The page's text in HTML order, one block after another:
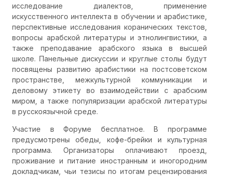
исследование диалектов, применение
искусственного интеллекта в обучении и арабистике,
перспективные исследования коранических текстов,
вопросы арабской литературы и этнолингвистики, а
также преподавание арабского языка в высшей
школе. Панельные дискуссии и круглые столы будут
посвящены развитию арабистики на постсоветском
пространстве, межкультурной коммуникации и
деловому этикету во взаимодействии с арабским
миром, а также популяризации арабской литературы
в русскоязычной среде.
Участие в Форуме бесплатное. В программе
предусмотрены обеды, кофе-брейки и культурная
программа. Организаторы оплачивают проезд,
проживание и питание иностранным и иногородним
докладчикам, чьи тезисы по итогам рецензирования